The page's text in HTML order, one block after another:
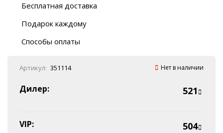
Бесплатная доставка
Автобусы (по ЮФО)
“BlaBlaCar” (по ЮФО)
Подарок каждому
Способы оплаты
Наличные
Эквайринг
Оплата на P/C
Артикул: 351114 Нет в наличии
Дилер: 521
VIP: 504